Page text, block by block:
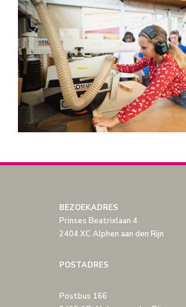
BEZOEKADRES
Prinses Beatrixlaan 4
2404 XC Alphen aan den Rijn
POSTADRES
Postbus 166